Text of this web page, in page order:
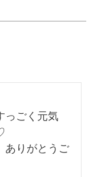
っごく元気
ありがとうご